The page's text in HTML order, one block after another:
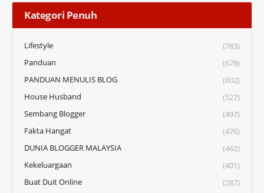
Kategori Penuh
Lifestyle
(783)
Panduan
(678)
PANDUAN MENULIS BLOG
(602)
House Husband
(527)
Sembang Blogger
(497)
Fakta Hangat
(476)
DUNIA BLOGGER MALAYSIA
(462)
Kekeluargaan
(401)
Buat Duit Online
(287)